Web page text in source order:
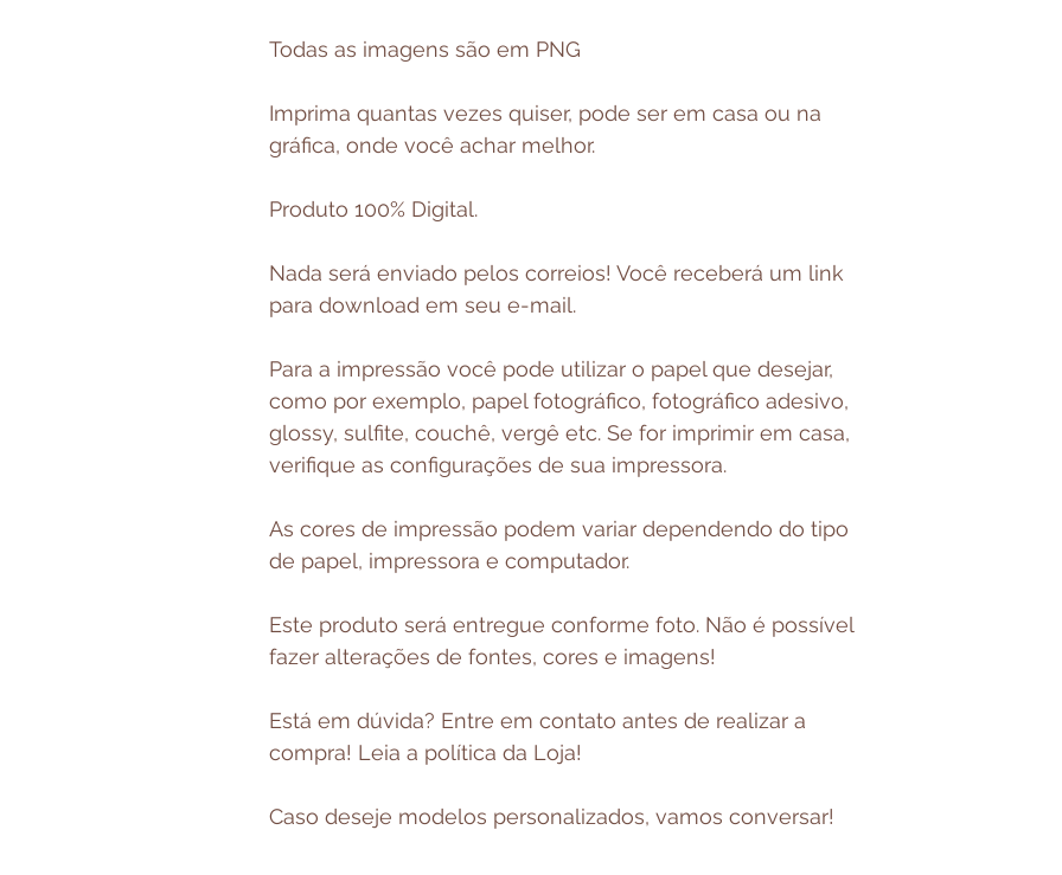
Todas as imagens são em PNG
Imprima quantas vezes quiser, pode ser em casa ou na
gráfica, onde você achar melhor.
Produto 100% Digital.
Nada será enviado pelos correios! Você receberá um link
para download em seu e-mail.
Para a impressão você pode utilizar o papel que desejar,
como por exemplo, papel fotográfico, fotográfico adesivo,
glossy, sulfite, couchê, vergê etc. Se for imprimir em casa,
verifique as configurações de sua impressora.
As cores de impressão podem variar dependendo do tipo
de papel, impressora e computador.
Este produto será entregue conforme foto. Não é possível
fazer alterações de fontes, cores e imagens!
Está em dúvida? Entre em contato antes de realizar a
compra! Leia a política da Loja!
Caso deseje modelos personalizados, vamos conversar!